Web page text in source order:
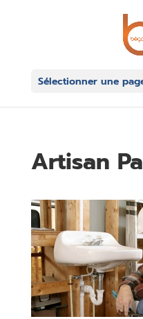
Sélectionner une
Artisan